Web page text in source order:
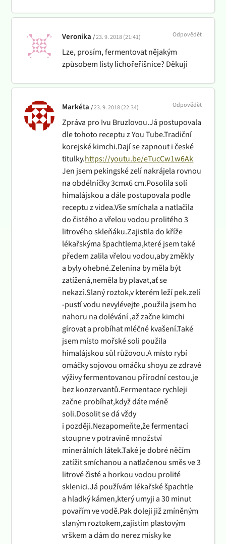
Veronika 23. 9. 2018 (21:41)
Lze, prosím, fermentovat nějakým
způsobem listy lichořeřišnice? Děkuji
Odpovědět
Markéta 23. 9. 2018 (22:34)
Zpráva pro Ivu Bruzlovou.Já postupovala
dle tohoto receptu z You Tube.Tradiční
korejské kimchi.Dají se zapnout i české
titulky.https://youtu.be/eTucCw1w6Ak
Jen jsem pekingské zelí nakrájela rovnou
na obdélníčky 3cmx6 cm.Posolila solí
himalájskou a dále postupovala podle
receptu z videa.Vše smíchala a natlačila
do čistého a vřelou vodou prolitého 3
litrového skleňáku.Zajistila do kříže
lékařskýma špachtlema,které jsem také
předem zalila vřelou vodou,aby změkly
a byly ohebné.Zelenina by měla být
zatížená,neměla by plavat,ať se
nekazí.Slaný roztok,v kterém leží pek.zelí
-pustí vodu nevylévejte ,použila jsem ho
nahoru na dolévání ,až začne kimchi
gírovat a probíhat mléčné kvašení.Také
jsem místo mořské soli použila
himalájskou sůl růžovou.A místo rybí
omáčky sojovou omáčku shoyu ze zdravé
výživy fermentovanou přírodní cestou,je
bez konzervantů.Fermentace rychleji
začne probíhat,když dáte méně
soli.Dosolit se dá vždy
i později.Nezapomeňte,že fermentací
stoupne v potravině množství
minerálních látek.Také je dobré něčím
zatížit smíchanou a natlačenou směs ve 3
litrové čisté a horkou vodou prolité
sklenici.Já používám lékařské špachtle
a hladký kámen,který umyji a 30 minut
povařím ve vodě.Pak doleji již zmíněným
slaným roztokem,zajistím plastovým
vrškem a dám do nerez misky ke
Odpovědět